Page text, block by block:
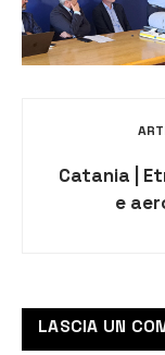
Catania |
e
LASCIA UN